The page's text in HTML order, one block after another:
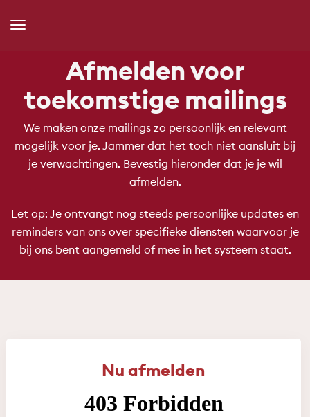
Toggle
Afmelden voor
toekomstige mailings
We maken onze mailings zo persoonlijk en relevant
mogelijk voor je. Jammer dat het toch niet aansluit bij
je verwachtingen. Bevestig hieronder dat je je wil
afmelden.
Let op: Je ontvangt nog steeds persoonlijke updates en
reminders van ons over specifieke diensten waarvoor je
bij ons bent aangemeld of mee in het systeem staat.
Nu afmelden